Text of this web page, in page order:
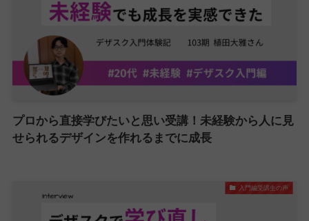
プロから直接学びたいと思い受講！未経験から人に見
せられるデザインを作れるまでに成長
入門編受講生の声